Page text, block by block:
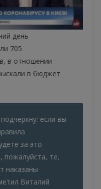
день
705
в отношении
в бюджет
если вы
за это
пожалуйста, те,
наказаны
Виталий